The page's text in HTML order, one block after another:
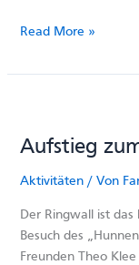
Grillhüttenwanderung
Read More »
Aufstieg
Aktivitäten / Von
Der Ringwall ist
Besuch des
Freunden Theo